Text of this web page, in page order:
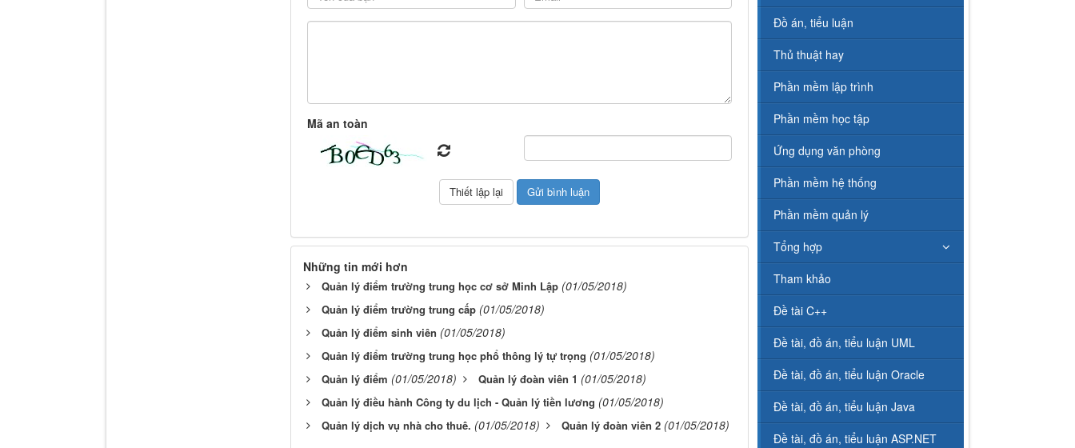
Mã an toàn
Những tin mới hơn
Quản lý điểm trường trung học cơ sở Minh Lập (01/05/2018)
Quản lý điểm trường trung cấp (01/05/2018)
Quản lý điểm sinh viên (01/05/2018)
Quản lý điểm trường trung học phổ thông lý tự trọng (01/05/2018)
Quản lý điểm (01/05/2018) Quản lý đoàn viên 1 (01/05/2018)
Quản lý điều hành Công ty du lịch - Quản lý tiền lương (01/05/2018)
Quản lý dịch vụ nhà cho thuê. (01/05/2018) Quản lý đoàn viên 2 (01/05/2018)
Đồ án, tiểu luận
Thủ thuật hay
Phần mềm lập trình
Phần mềm học tập
Ứng dụng văn phòng
Phần mềm hệ thống
Phần mềm quản lý
Tổng hợp
Tham khảo
Đề tài C++
Đề tài, đồ án, tiểu luận UML
Đề tài, đồ án, tiểu luận Oracle
Đề tài, đồ án, tiểu luận Java
Đề tài, đồ án, tiểu luận ASP.NET